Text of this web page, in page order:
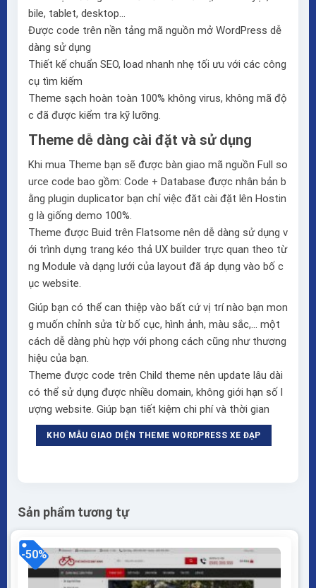
bile, tablet, desktop…
Được code trên nền tảng mã nguồn mở WordPress dễ
dàng sử dụng
Thiết kế chuẩn SEO, load nhanh nhẹ tối ưu với các công
cụ tìm kiếm
Theme sạch hoàn toàn 100% không virus, không mã độ
c đã được kiểm tra kỹ lưỡng.
Theme dễ dàng cài đặt và sử dụng
Khi mua Theme bạn sẽ được bàn giao mã nguồn Full so
urce code bao gồm: Code + Database được nhân bản b
ằng plugin duplicator bạn chỉ việc đăt cài đặt lên Hostin
g là giống demo 100%.
Theme được Buid trên Flatsome nên dễ dàng sử dụng v
ới trình dựng trang kéo thả UX builder trực quan theo từ
ng Module và dạng lưới của layout đã áp dụng vào bố c
ục website.
Giúp bạn có thể can thiệp vào bất cứ vị trí nào bạn mon
g muốn chỉnh sửa từ bố cục, hình ảnh, màu sắc,… một
cách dễ dàng phù hợp với phong cách cũng như thương
hiệu của bạn.
Theme được code trên Child theme nên update lâu dài
có thể sử dụng được nhiều domain, không giới hạn số l
ượng website. Giúp bạn tiết kiệm chi phí và thời gian
KHO MẪU GIAO DIỆN THEME WORDPRESS XE ĐẠP
Sản phẩm tương tự
-50%